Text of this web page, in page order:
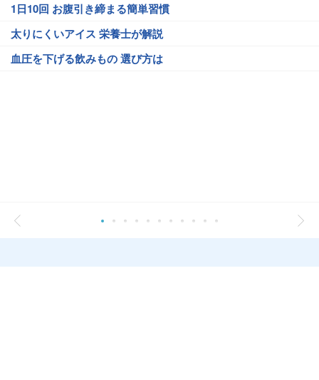
1日10回 お腹引き締まる簡単習慣
太りにくいアイス 栄養士が解説
血圧を下げる飲みもの 選び方は